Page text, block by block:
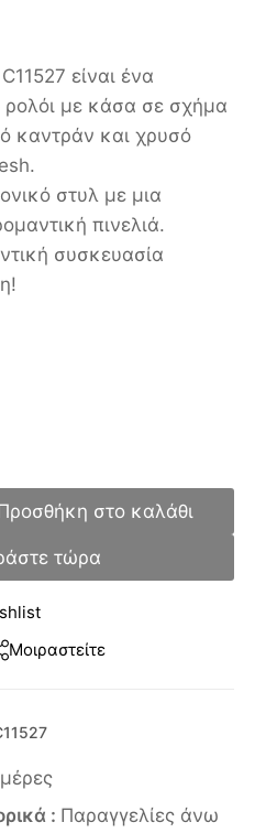
είναι ένα
ρολόι με κάσα σε σχήμα
καντράν και χρυσό
στυλ με μια
πινελιά.
συσκευασία
στο καλάθι
τώρα
Μοιραστείτε
: Παραγγελίες άνω